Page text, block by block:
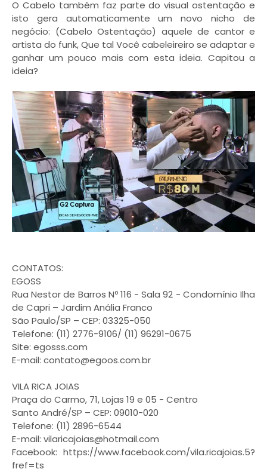
O Cabelo também faz parte do visual ostentação e
isto gera automaticamente um novo nicho de
negócio: (Cabelo Ostentação) aquele de cantor e
artista do funk, Que tal Você cabeleireiro se adaptar e
ganhar um pouco mais com esta ideia. Capitou a
ideia?
CONTATOS:
EGOSS
Rua Nestor de Barros Nº 116 - Sala 92 - Condomínio Ilha
de Capri – Jardim Anália Franco
São Paulo/SP – CEP: 03325-050
Telefone: (11) 2776-9106/ (11) 96291-0675
Site: egosss.com
E-mail: contato@egoos.com.br
VILA RICA JOIAS
Praça do Carmo, 71, Lojas 19 e 05 - Centro
Santo André/SP – CEP: 09010-020
Telefone: (11) 2896-6544
E-mail: vilaricajoias@hotmail.com
Facebook: https://www.facebook.com/vila.ricajoias.5?
fref=ts